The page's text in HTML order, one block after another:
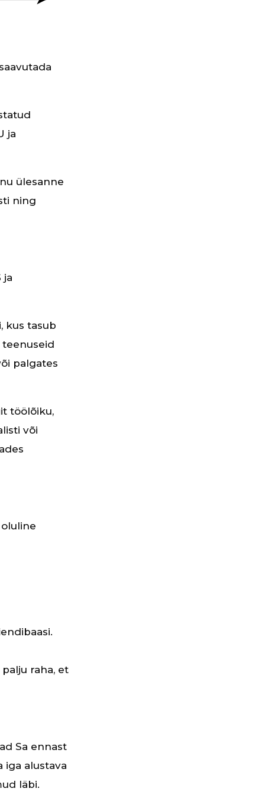
ja
ülesanne
ning
ja
kus tasub
teenuseid
palgates
töölõiku,
või
raha, et
Sa ennast
iga alustava
läbi.